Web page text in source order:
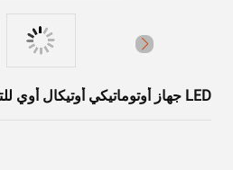
جهاز أوتوماتيكي أوتيكال أوي للتفتيش على الصفائح اختبار LED